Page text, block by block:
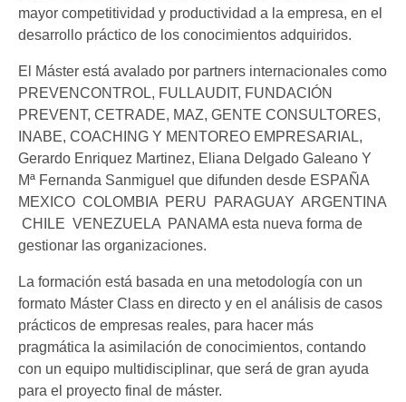
mayor competitividad y productividad a la empresa, en el
desarrollo práctico de los conocimientos adquiridos.
El Máster está avalado por partners internacionales como
PREVENCONTROL, FULLAUDIT, FUNDACIÓN
PREVENT, CETRADE, MAZ, GENTE CONSULTORES,
INABE, COACHING Y MENTOREO EMPRESARIAL,
Gerardo Enriquez Martinez, Eliana Delgado Galeano Y
Mª Fernanda Sanmiguel que difunden desde ESPAÑA 
MEXICO  COLOMBIA  PERU  PARAGUAY  ARGENTINA
 CHILE  VENEZUELA  PANAMA esta nueva forma de
gestionar las organizaciones.
La formación está basada en una metodología con un
formato Máster Class en directo y en el análisis de casos
prácticos de empresas reales, para hacer más
pragmática la asimilación de conocimientos, contando
con un equipo multidisciplinar, que será de gran ayuda
para el proyecto final de máster.